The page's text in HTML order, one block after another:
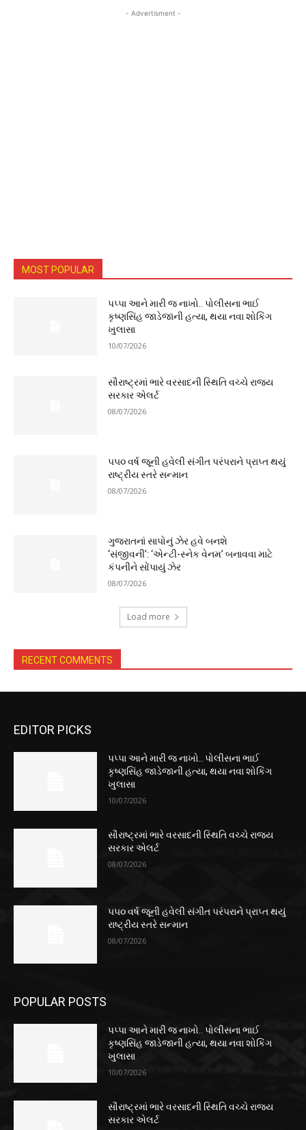
- Advertisment -
MOST POPULAR
પપ્પા આને મારી જ નાખો.. પોલીસના ભાઈ
કૃષ્ણસિંહ જાડેજાની હત્યા, થયા નવા શોકિંગ
ખુલાસા
10/07/2026
સૌરાષ્ટ્રમાં ભારે વરસાદની સ્થિતિ વચ્ચે રાજ્ય
સરકાર એલર્ટ
08/07/2026
૫૫૦ વર્ષ જૂની હવેલી સંગીત પરંપરાને પ્રાપ્ત થયું
રાષ્ટ્રીય સ્તરે સન્માન
08/07/2026
ગુજરાતનાં સાપોનું ઝેર હવે બનશે
‘સંજીવની’: ‘એન્ટી-સ્નેક વેનમ’ બનાવવા માટે
કંપનીને સોંપાયું ઝેર
08/07/2026
Load more
RECENT COMMENTS
EDITOR PICKS
પપ્પા આને મારી જ નાખો.. પોલીસના ભાઈ
કૃષ્ણસિંહ જાડેજાની હત્યા, થયા નવા શોકિંગ
ખુલાસા
10/07/2026
સૌરાષ્ટ્રમાં ભારે વરસાદની સ્થિતિ વચ્ચે રાજ્ય
સરકાર એલર્ટ
08/07/2026
૫૫૦ વર્ષ જૂની હવેલી સંગીત પરંપરાને પ્રાપ્ત થયું
રાષ્ટ્રીય સ્તરે સન્માન
08/07/2026
POPULAR POSTS
પપ્પા આને મારી જ નાખો.. પોલીસના ભાઈ
કૃષ્ણસિંહ જાડેજાની હત્યા, થયા નવા શોકિંગ
ખુલાસા
10/07/2026
સૌરાષ્ટ્રમાં ભારે વરસાદની સ્થિતિ વચ્ચે રાજ્ય
સરકાર એલર્ટ